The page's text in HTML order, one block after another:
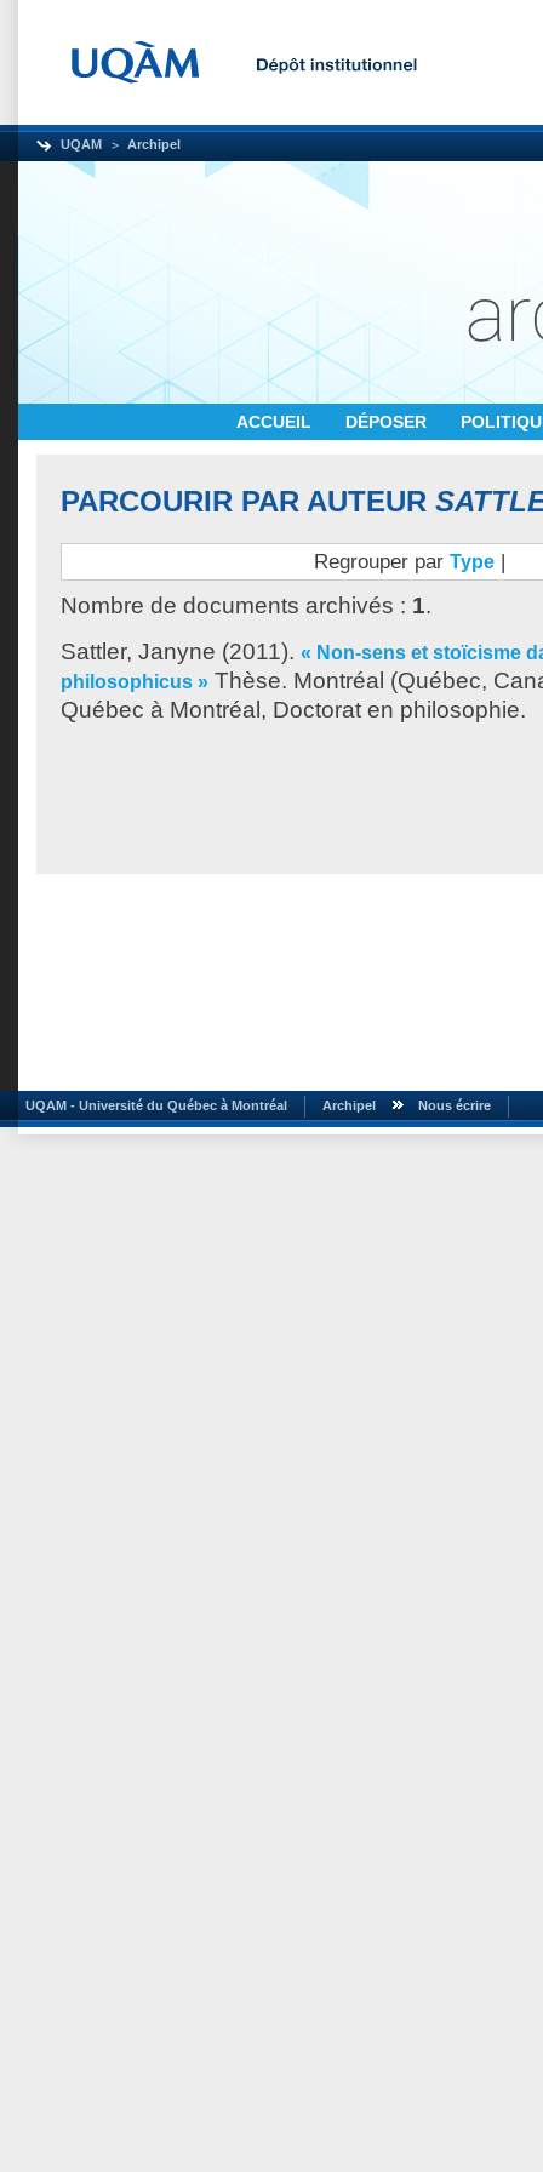
UQAM Archipel
ACCUEIL DÉPOSER
PARCOURIR PAR AUTEUR
Regrouper par Type |
Nombre de documents archivés : 1.
Sattler, Janyne (2011). « Non-sens et stoïcisme
philosophicus » Thèse. Montréal (Québec,
Québec à Montréal, Doctorat en philosophie.
UQAM - Université du Québec à Montréal Archipel Nous écrire